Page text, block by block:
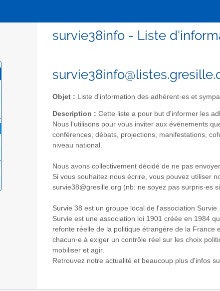
survie38info - Liste
Objet : Liste d'information des adhérent·es et
Description : Cette liste a pour but d'informer les
Nous l'utilisons pour vous inviter aux événements
conférences, débats, projections, manifestations,
niveau national.
Nous avons collectivement décidé de ne pas
Si vous souhaitez nous écrire, vous pouvez utiliser
survie38@gresille.org (nb: ne soyez pas surpris·es
Survie 38 est un groupe local de l'association Survie.
Survie est une association loi 1901 créée en 1984
refonte réelle de la politique étrangère de la France
chacun·e à exiger un contrôle réel sur les choix
mobiliser et agir.
Retrouvez notre actualité et beaucoup plus d'infos